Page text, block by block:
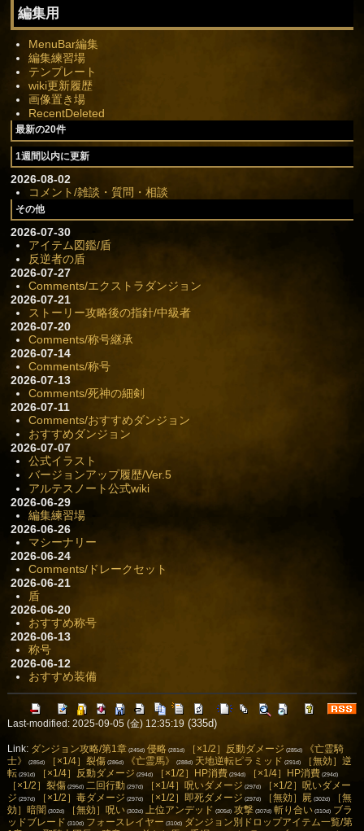
編集用
MenuBar編集
編集練習場
テンプレート
wiki更新履歴
画像置き場
RecentDeleted
最新の20件
1週間以内に更新
2026-08-02
コメント/雑談・質問・相談
その他
2026-07-30
アイテム図鑑/盾
反逆者の盾
2026-07-27
Comments/エクストラダンジョン
2026-07-21
ストーリー攻略後の指針/中級者
2026-07-20
Comments/称号継承
2026-07-14
Comments/称号
2026-07-13
Comments/死神の細剣
2026-07-11
Comments/おすすめダンジョン
おすすめダンジョン
2026-07-07
公式イラスト
バージョンアップ履歴/Ver.5
アルテスノート公式wiki
2026-06-29
編集練習場
2026-06-26
マシーナリー
2026-06-24
Comments/ドレークセット
2026-06-21
盾
2026-06-20
おすすめ称号
2026-06-13
称号
2026-06-12
おすすめ装備
Last-modified: 2025-09-05 (金) 12:35:19 (335d)
Link: ダンジョン攻略/第1章 (245d) 侵略(281d) ［×1/2］反動ダメージ (285d)
《亡霊騎
士》
(285d) ［×1/4］裂傷(286d) 《亡霊馬》 (288d) 天地逆転ピラミッド (291d)
［無効］逆
転(291d) ［×1/4］反動ダメージ (294d) ［×1/2］HP消費(294d) ［×1/4］HP消費(294d)
［×1/2］裂傷(295d) 二回行動 (297d) ［×1/4］呪いダメージ (297d)
［×1/2］呪いダメー
ジ (297d) ［×1/2］毒ダメージ (297d) ［×1/2］即死ダメージ (297d) ［無効］屍 (302d)
［無
効］暗闇 (302d) ［無効］呪い(302d) 上位アンデッド (305d) 攻撃 (307d) 斬り合い(310d) ブラ
ッドブレード (310d) フォースレイヤー (310d) ダンジョン別ドロップアイテム一覧/第